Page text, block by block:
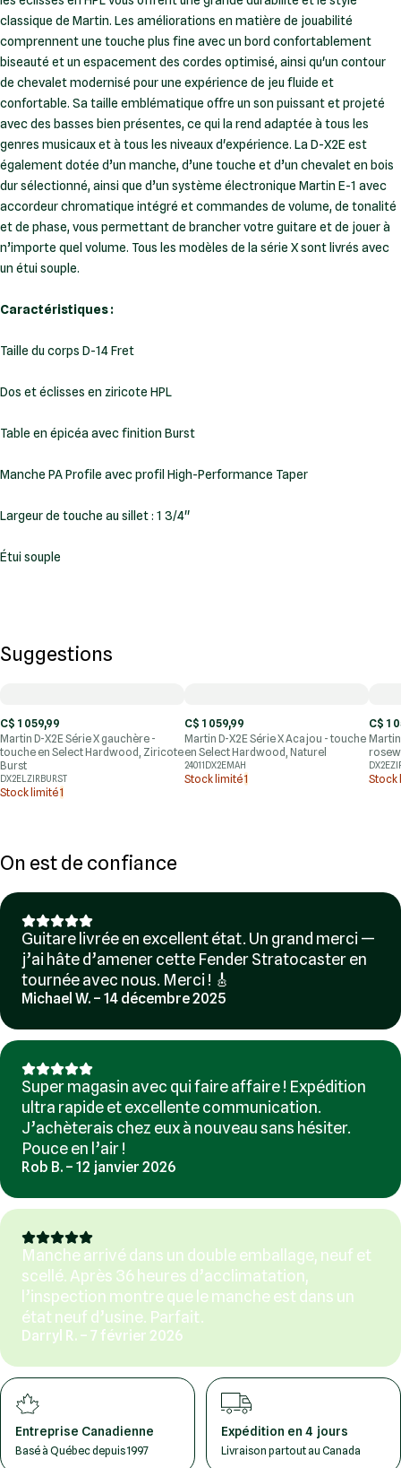
classique de Martin. Les améliorations en matière de jouabilité
comprennent une touche plus fine avec un bord confortablement
biseauté et un espacement des cordes optimisé, ainsi qu'un contour
de chevalet modernisé pour une expérience de jeu fluide et
confortable. Sa taille emblématique offre un son puissant et projeté
avec des basses bien présentes, ce qui la rend adaptée à tous les
genres musicaux et à tous les niveaux d'expérience. La D-X2E est
également dotée d’un manche, d’une touche et d’un chevalet en bois
dur sélectionné, ainsi que d’un système électronique Martin E-1 avec
accordeur chromatique intégré et commandes de volume, de tonalité
et de phase, vous permettant de brancher votre guitare et de jouer à
n’importe quel volume. Tous les modèles de la série X sont livrés avec
un étui souple.
Caractéristiques :
Taille du corps D-14 Fret
Dos et éclisses en ziricote HPL
Table en épicéa avec finition Burst
Manche PA Profile avec profil High-Performance Taper
Largeur de touche au sillet : 1 3/4''
Étui souple
Suggestions
C$ 1 059,99
Martin D-X2E Série X gauchère -
touche en Select Hardwood, Ziricote
Burst
DX2ELZIRBURST
Stock limité1
C$ 1 059,99
Martin D-X2E Série X Acajou - touche
en Select Hardwood, Naturel
24011DX2EMAH
Stock limité1
C$ 1
Martin
Stock
On est de confiance
Guitare livrée en excellent état. Un grand merci —
j’ai hâte d’amener cette Fender Stratocaster en
tournée avec nous. Merci ! 🎸
Michael W. – 14 décembre 2025
Super magasin avec qui faire affaire ! Expédition
ultra rapide et excellente communication.
J’achèterais chez eux à nouveau sans hésiter.
Pouce en l’air !
Rob B. – 12 janvier 2026
Manche arrivé dans un double emballage, neuf et
scellé. Après 36 heures d’acclimatation,
l’inspection montre que le manche est dans un
état neuf d’usine. Parfait.
Darryl R. – 7 février 2026
Entreprise Canadienne
Basé à Québec depuis 1997
Expédition en 4 jours
Livraison partout au Canada